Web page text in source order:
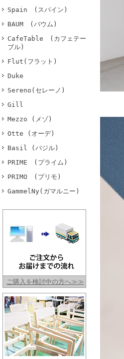
Spain (スパイン)
BAUM (バウム)
CafeTable (カフェテー
ブル)
Flut(フラット)
Duke
Sereno(セレーノ)
Gill
Mezzo (メゾ)
Otte (オーデ)
Basil (バジル)
PRIME (プライム)
PRIMO (プリモ)
GammelNy(ガマルニー)
ご購入を検討中の方へ≫≫